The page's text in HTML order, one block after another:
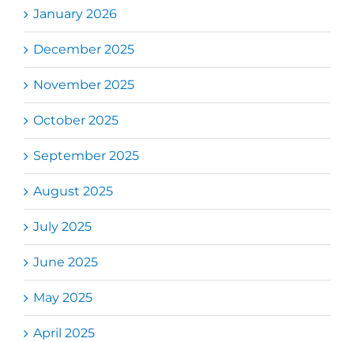
January 2026
December 2025
November 2025
October 2025
September 2025
August 2025
July 2025
June 2025
May 2025
April 2025